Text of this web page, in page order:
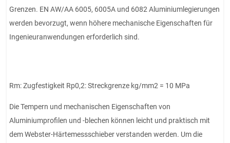
Grenzen. EN AW/AA 6005, 6005A und 6082 Aluminiumlegierungen
werden bevorzugt, wenn höhere mechanische Eigenschaften für
Ingenieuranwendungen erforderlich sind.
Rm: Zugfestigkeit Rp0,2: Streckgrenze kg/mm2 = 10 MPa
Die Tempern und mechanischen Eigenschaften von
Aluminiumprofilen und -blechen können leicht und praktisch mit
dem Webster-Härtemessschieber verstanden werden. Um die